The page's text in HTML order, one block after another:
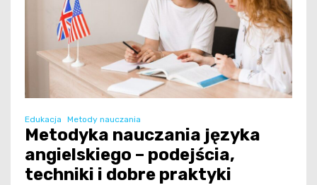
Edukacja Metody nauczania
Metodyka nauczania języka
angielskiego – podejścia,
techniki i dobre praktyki